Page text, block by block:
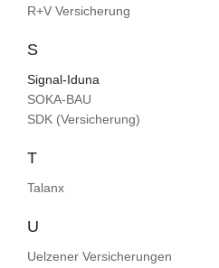
R+V Versicherung
S
Signal-Iduna
SOKA-BAU
SDK (Versicherung)
T
Talanx
U
Uelzener Versicherungen